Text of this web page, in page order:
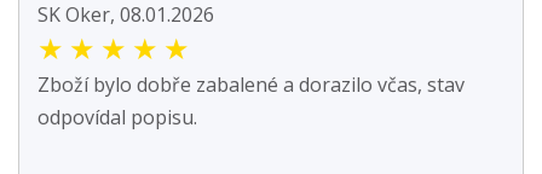
SK Oker, 08.01.2026
★ ★ ★ ★ ★
Zboží bylo dobře zabalené a dorazilo včas, stav
odpovídal popisu.